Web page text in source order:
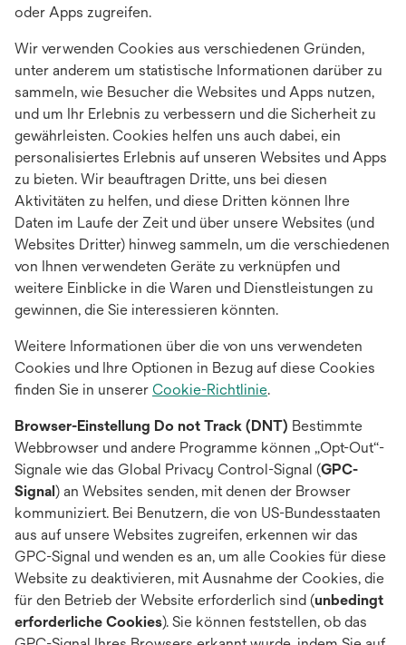
oder Apps zugreifen.
Wir verwenden Cookies aus verschiedenen Gründen,
unter anderem um statistische Informationen darüber zu
sammeln, wie Besucher die Websites und Apps nutzen,
und um Ihr Erlebnis zu verbessern und die Sicherheit zu
gewährleisten. Cookies helfen uns auch dabei, ein
personalisiertes Erlebnis auf unseren Websites und Apps
zu bieten. Wir beauftragen Dritte, uns bei diesen
Aktivitäten zu helfen, und diese Dritten können Ihre
Daten im Laufe der Zeit und über unsere Websites (und
Websites Dritter) hinweg sammeln, um die verschiedenen
von Ihnen verwendeten Geräte zu verknüpfen und
weitere Einblicke in die Waren und Dienstleistungen zu
gewinnen, die Sie interessieren könnten.
Weitere Informationen über die von uns verwendeten
Cookies und Ihre Optionen in Bezug auf diese Cookies
finden Sie in unserer Cookie-Richtlinie.
Browser-Einstellung Do not Track (DNT) Bestimmte
Webbrowser und andere Programme können „Opt-Out“-
Signale wie das Global Privacy Control-Signal (GPC-
Signal) an Websites senden, mit denen der Browser
kommuniziert. Bei Benutzern, die von US-Bundesstaaten
aus auf unsere Websites zugreifen, erkennen wir das
GPC-Signal und wenden es an, um alle Cookies für diese
Website zu deaktivieren, mit Ausnahme der Cookies, die
für den Betrieb der Website erforderlich sind (unbedingt
erforderliche Cookies). Sie können feststellen, ob das